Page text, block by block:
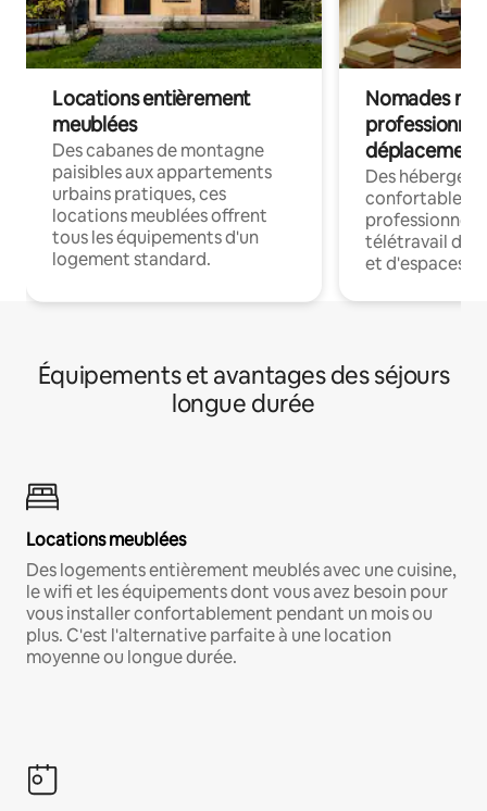
Locations entièrement
meublées
Des cabanes de montagne
paisibles aux appartements
urbains pratiques, ces
locations meublées offrent
tous les équipements d'un
logement standard.
Nomades
déplacement
Des
confortables
professionnels
télétravail
et d'espaces
Équipements et avantages des séjours
longue durée
Locations meublées
Des logements entièrement meublés avec une cuisine,
le wifi et les équipements dont vous avez besoin pour
vous installer confortablement pendant un mois ou
plus. C'est l'alternative parfaite à une location
moyenne ou longue durée.